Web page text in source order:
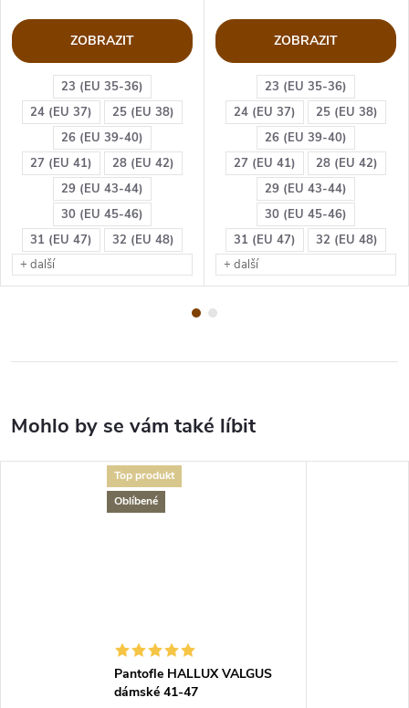
23 (EU 35-36)
24 (EU 37)
25 (EU 38)
26 (EU 39-40)
27 (EU 41)
28 (EU 42)
29 (EU 43-44)
30 (EU 45-46)
31 (EU 47)
32 (EU 48)
+ další
ZOBRAZIT
23 (EU 35-36)
24 (EU 37)
25 (EU 38)
26 (EU 39-40)
27 (EU 41)
28 (EU 42)
29 (EU 43-44)
30 (EU 45-46)
31 (EU 47)
32 (EU 48)
+ další
ZOBRAZIT
Top produkt
Oblíbené
Pantofle HALLUX VALGUS
dámské 41-47